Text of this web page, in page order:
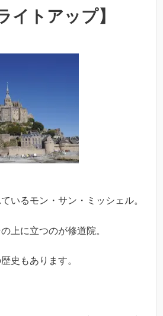
イトアップ】
いるモン・サン・ミッシェル。
上に立つのが修道院。
史もあります。